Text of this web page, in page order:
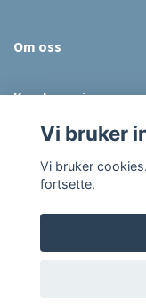
Om oss
Kundeservice
Sosiale medier
© 2026
Vi bruker
Vi bruker
fortsette.